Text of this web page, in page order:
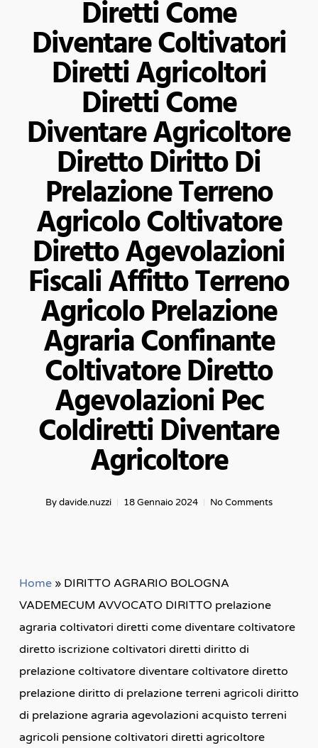
Diretti Come
Diventare Coltivatori
Diretti Agricoltori
Diretti Come
Diventare Agricoltore
Diretto Diritto Di
Prelazione Terreno
Agricolo Coltivatore
Diretto Agevolazioni
Fiscali Affitto Terreno
Agricolo Prelazione
Agraria Confinante
Coltivatore Diretto
Agevolazioni Pec
Coldiretti Diventare
Agricoltore
Bydavide.nuzzi 18 Gennaio 2024 No Comments
Home» DIRITTO AGRARIO BOLOGNA
VADEMECUM AVVOCATO DIRITTO prelazione
agraria coltivatori diretti come diventare coltivatore
diretto iscrizione coltivatori diretti diritto di
prelazione coltivatore diventare coltivatore diretto
prelazione diritto di prelazione terreni agricoli diritto
di prelazione agraria agevolazioni acquisto terreni
agricoli pensione coltivatori diretti agricoltore